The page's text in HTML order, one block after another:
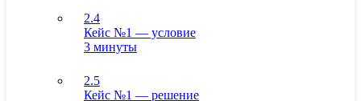
2.4
Кейс №1 — условие
3 минуты
2.5
Кейс №1 — решение